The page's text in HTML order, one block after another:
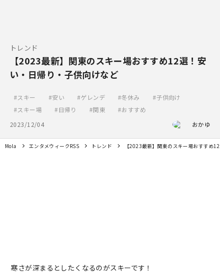
トレンド
【2023最新】関東のスキー場おすすめ12選！安
い・日帰り・子供向けなど
スキー 安い ゲレンデ 冬休み
子供向け
スキー場
日帰り 関東
おすすめ
2023/12/04
おかゆ
Mola エンタメウィークRSS トレンド 【2023最新】関東のスキー場おすすめ
寒さが深まるとしたくなるのがスキーです！